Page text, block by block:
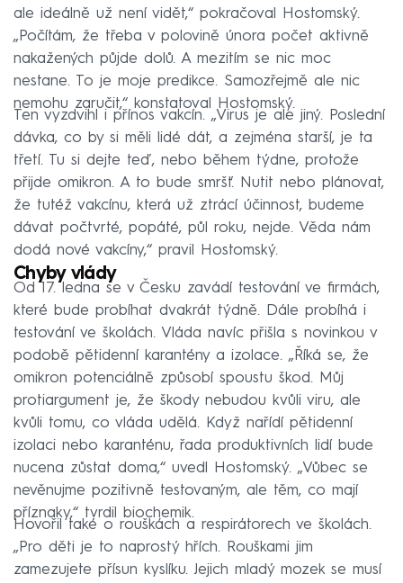
ale ideálně už není vidět,“ pokračoval Hostomský.
„Počítám, že třeba v polovině února počet aktivně
nakažených půjde dolů. A mezitím se nic moc
nestane. To je moje predikce. Samozřejmě ale nic
nemohu zaručit,“ konstatoval Hostomský.
Ten vyzdvihl i přínos vakcín. „Virus je ale jiný. Poslední
dávka, co by si měli lidé dát, a zejména starší, je ta
třetí. Tu si dejte teď, nebo během týdne, protože
přijde omikron. A to bude smršť. Nutit nebo plánovat,
že tutéž vakcínu, která už ztrácí účinnost, budeme
dávat počtvrté, popáté, půl roku, nejde. Věda nám
dodá nové vakcíny,“ pravil Hostomský.
Chyby vlády
Od 17. ledna se v Česku zavádí testování ve firmách,
které bude probíhat dvakrát týdně. Dále probíhá i
testování ve školách. Vláda navíc přišla s novinkou v
podobě pětidenní karantény a izolace. „Říká se, že
omikron potenciálně způsobí spoustu škod. Můj
protiargument je, že škody nebudou kvůli viru, ale
kvůli tomu, co vláda udělá. Když nařídí pětidenní
izolaci nebo karanténu, řada produktivních lidí bude
nucena zůstat doma,“ uvedl Hostomský. „Vůbec se
nevěnujme pozitivně testovaným, ale těm, co mají
příznaky,“ tvrdil biochemik.
Hovořil také o rouškách a respirátorech ve školách.
„Pro děti je to naprostý hřích. Rouškami jim
zamezujete přísun kyslíku. Jejich mladý mozek se musí